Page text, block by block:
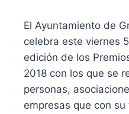
El Ayuntamiento de
celebra este viernes
edición de los
2018 con los que se
personas,
empresas que con